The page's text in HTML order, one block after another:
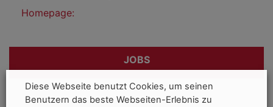
Homepage:
JOBS
Diese Webseite benutzt Cookies, um seinen
Benutzern das beste Webseiten-Erlebnis zu